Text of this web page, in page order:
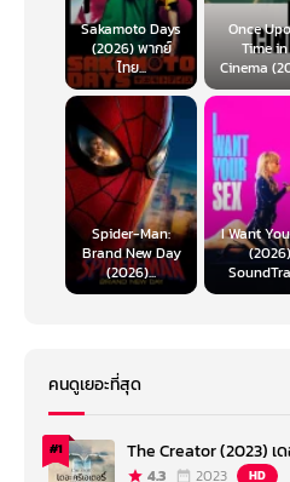
Sakamoto Days
(2026) พากย์
ไทย...
Once
Time
Cinema
Spider-Man:
Brand New Day
(2026)...
I Want
คนดูเยอะที่สุด
#1 The Creator (2023) เ
4.3 2023 HD